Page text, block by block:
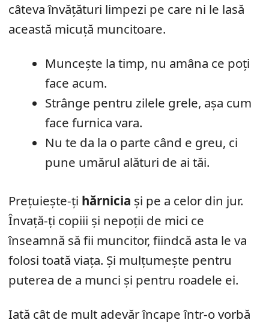
câteva învățături limpezi pe care ni le lasă
această micuță muncitoare.
Muncește la timp, nu amâna ce poți
face acum.
Strânge pentru zilele grele, așa cum
face furnica vara.
Nu te da la o parte când e greu, ci
pune umărul alături de ai tăi.
Prețuiește-ți hărnicia și pe a celor din jur.
Învață-ți copiii și nepoții de mici ce
înseamnă să fii muncitor, fiindcă asta le va
folosi toată viața. Și mulțumește pentru
puterea de a munci și pentru roadele ei.
Iată cât de mult adevăr încape într-o vorbă